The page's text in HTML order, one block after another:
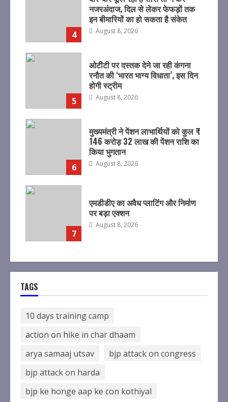
4
नजरअंदाज, दिल से लेकर फेफड़ों तक
इन बीमारियों का हो सकता है संकेत
August 8, 2026
5
ओटीटी पर दस्तक देने जा रही कंगना
रनौत की ‘भारत भाग्य विधाता’, इस दिन
होगी स्ट्रीम
August 8, 2026
6
मुख्यमंत्री ने पेंशन लाभार्थियों को कुल ₹
146 करोड़ 32 लाख की पेंशन राशि का
किया भुगतान
August 8, 2026
7
एमडीडीए का अवैध प्लाटिंग और निर्माण
पर बड़ा एक्शन
August 8, 2026
TAGS
10 days training camp
action on hike in char dhaam
arya samaaj utsav
bjp attack on congress
bjp attack on harda
bjp ke honge aap ke con kothiyal